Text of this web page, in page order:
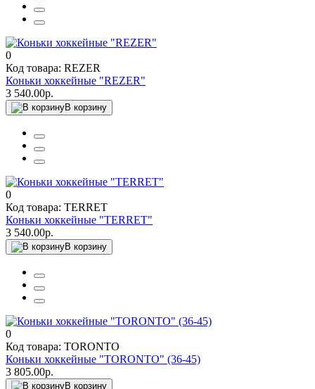
0
Код товара: REZER
Коньки хоккейные "REZER"
3 540.00р.
В корзину
0
Код товара: TERRET
Коньки хоккейные "TERRET"
3 540.00р.
В корзину
0
Код товара: TORONTO
Коньки хоккейные "TORONTO" (36-45)
3 805.00р.
В корзину